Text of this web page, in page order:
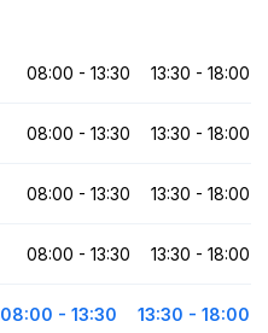
08:00 - 13:30 13:30 - 18:00
08:00 - 13:30 13:30 - 18:00
08:00 - 13:30 13:30 - 18:00
08:00 - 13:30 13:30 - 18:00
08:00 - 13:30 13:30 - 18:00